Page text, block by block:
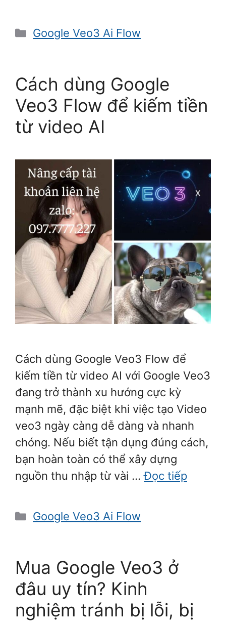
Danh
Google Veo3 Ai Flow
Cách dùng Google
Veo3 Flow để kiếm tiền
từ video AI
Cách dùng Google Veo3 Flow để
kiếm tiền từ video AI với Google Veo3
đang trở thành xu hướng cực kỳ
mạnh mẽ, đặc biệt khi việc tạo Video
veo3 ngày càng dễ dàng và nhanh
chóng. Nếu biết tận dụng đúng cách,
bạn hoàn toàn có thể xây dựng
nguồn thu nhập từ vài …Đọc tiếp
Danh
Google Veo3 Ai Flow
Mua Google Veo3 ở
đâu uy tín? Kinh
nghiệm tránh bị lỗi, bị